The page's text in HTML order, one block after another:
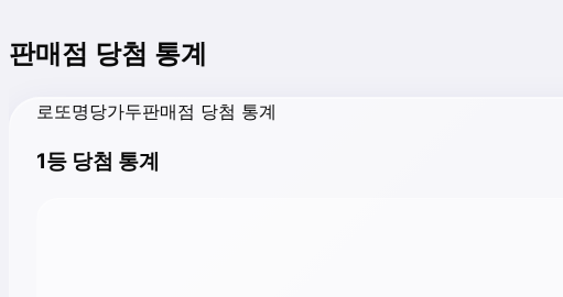
판매점 당첨 통계
로또명당가두판매점 당첨 통계
1등 당첨 통계